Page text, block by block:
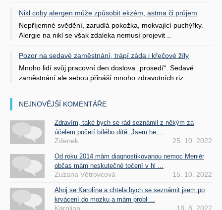
Nikl coby alergen může způsobit ekzém, astma či průjem
Nepříjemné svědění, zarudlá pokožka, mokvající puchýřky.
Alergie na nikl se však zdaleka nemusí projevit ..
Pozor na sedavé zaměstnání, trápí záda i křečové žíly
Mnoho lidí svůj pracovní den doslova „prosedí“. Sedavé
zaměstnání ale sebou přináší mnoho zdravotních riz ..
NEJNOVĚJŠÍ KOMENTÁŘE
Zdravím, také bych se rád seznámil z někým za
účelem početí bílého dítě. Jsem he ...
Zdenek 25. 10. 2022
Od roku 2014 mám diagnostikovanou nemoc Meniér
občas mám neskutečné točení v hl ...
Zuzana Větrovcová 15. 10. 2022
Ahoj se Karolína a chtela bych se seznámit jsem po
krvácení do mozku a mám probl ...
Karolina 18. 8. 2022